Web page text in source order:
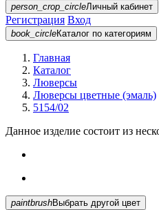
person_crop_circleЛичный кабинет
Регистрация Вход
book_circleКаталог по категориям
Главная
Каталог
Люверсы
Люверсы цветные (эмаль)
5154/02
Данное изделие состоит из
paintbrush
Выбрать другой цвет